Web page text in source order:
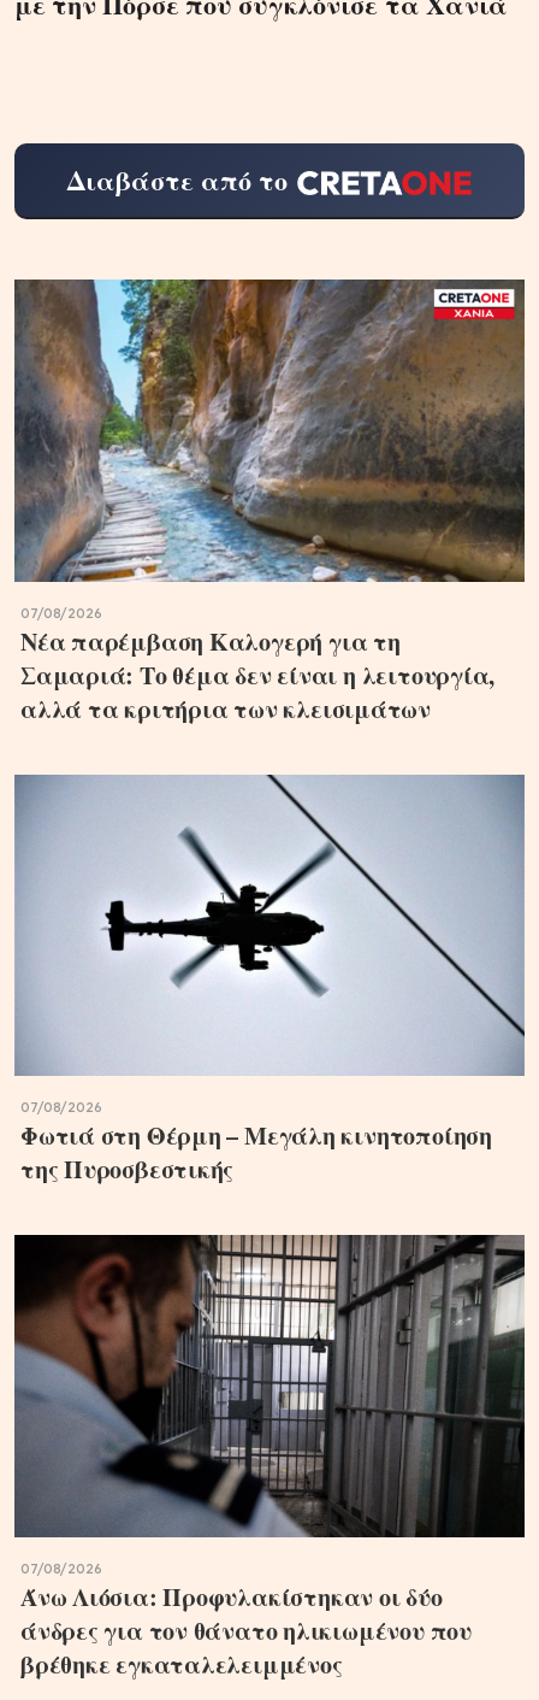
Διαβάστε από το
07/08/2026
Νέα παρέμβαση Καλογερή για τη
Σαμαριά: Το θέμα δεν είναι η λειτουργία,
αλλά τα κριτήρια των κλεισιμάτων
07/08/2026
Φωτιά στη Θέρμη – Μεγάλη κινητοποίηση
της Πυροσβεστικής
07/08/2026
Άνω Λιόσια: Προφυλακίστηκαν οι δύο
άνδρες για τον θάνατο ηλικιωμένου που
βρέθηκε εγκαταλελειμμένος